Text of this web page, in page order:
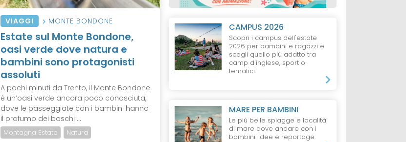
VIAGGI MONTE BONDONE
Estate sul Monte Bondone,
oasi verde dove natura e
bambini sono protagonisti
assoluti
A pochi minuti da Trento, il Monte Bondone
è un’oasi verde ancora poco conosciuta,
dove le passeggiate con i bambini hanno
il profumo dei boschi ...
Montagna Estate Natura
CAMPUS 2026
Scopri i campus dell'estate
2026 per bambini e ragazzi e
scegli quello più adatto tra
camp d'inglese, sport o
tematici.
MARE PER BAMBINI
Le più belle spiagge e località
di mare dove andare con i
bambini. Idee e reportage.